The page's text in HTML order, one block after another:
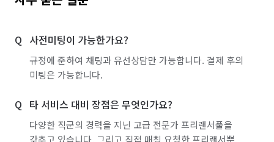
사전미팅이 가능한가요?
규정에 준하여 채팅과 유선상담만 가능합니다. 결제 후의
미팅은 가능합니다.
타 서비스 대비 장점은 무엇인가요?
다양한 직군의 경력을 지닌 고급 전문가 프리랜서풀을
갖추고 있습니다. 그리고 직접 매칭 요청한 프리랜서뿐